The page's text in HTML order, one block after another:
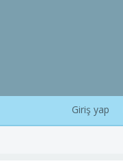
Giriş yap